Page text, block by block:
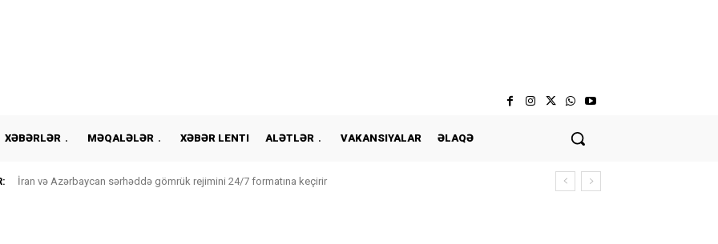
XƏBƏRLƏR MƏQALƏLƏR XƏBƏR LENTI ALƏTLƏR VAKANSIYALAR ƏLAQƏ
İran və Azərbaycan sərhəddə gömrük rejimini 24/7 formatına keçirir